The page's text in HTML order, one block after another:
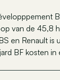
van de 45,8
en Renault is
BF kosten in